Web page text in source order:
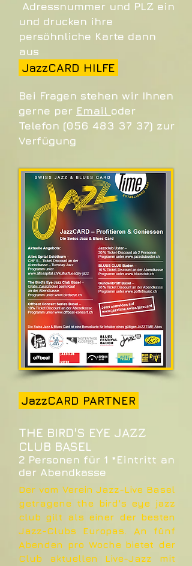
Adressnummer und PLZ ein
und drucken ihre
persöhnliche Karte dann
aus
JazzCARD HILFE
Bei Fragen stehen wir Ihnen
gerne per Email oder
Telefon (056 483 37 37) zur
Verfügung
JazzCARD PARTNER
THE BIRD'S EYE JAZZ
CLUB BASEL
2 Personen für 1 *Eintritt an
der Abendkasse
Der vom Verein Jazz-Live Basel
getragene the bird's eye jazz
club gilt als einer der besten
Jazz-Clubs Europas. An fünf
Abenden pro Woche bietet der
Club aktuellen Live-Jazz mit